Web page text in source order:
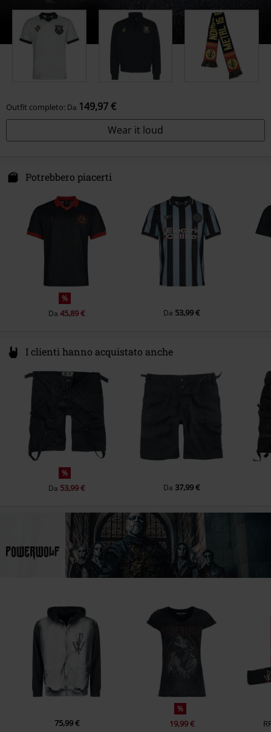
Outfit completo: Da 149,97 €
Wear it loud
Potrebbero piacerti
%
Da 45,89 € Da 53,99 €
I clienti hanno acquistato anche
%
Da 53,99 € Da 37,99 €
75,99 €
%
19,99 €